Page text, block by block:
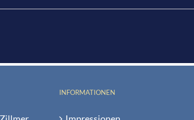
INFORMATIONEN